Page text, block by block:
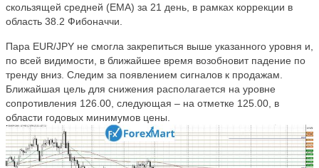
скользящей средней (EMA) за 21 день, в рамках коррекции в
область 38.2 Фибоначчи.
Пара EUR/JPY не смогла закрепиться выше указанного уровня и,
по всей видимости, в ближайшее время возобновит падение по
тренду вниз. Следим за появлением сигналов к продажам.
Ближайшая цель для снижения располагается на уровне
сопротивления 126.00, следующая – на отметке 125.00, в
области годовых минимумов цены.